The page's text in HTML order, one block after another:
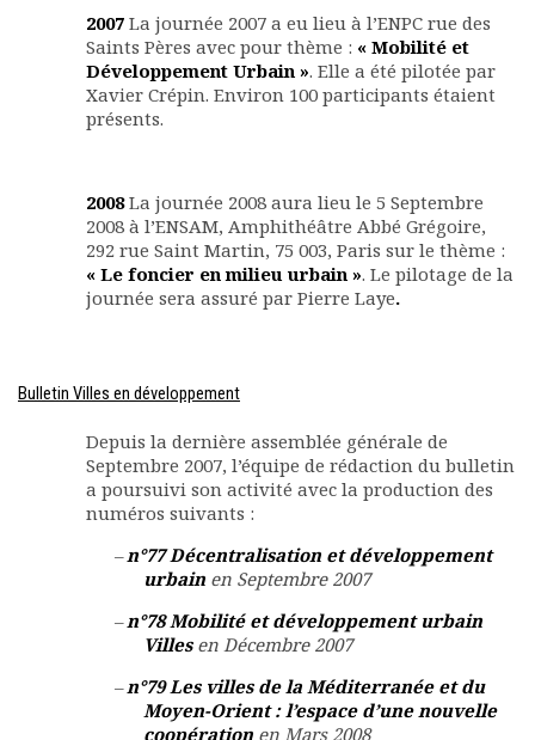
2007La journée 2007 a eu lieu à l’ENPC rue des
Saints Pères avec pour thème : « Mobilité et
Développement Urbain ». Elle a été pilotée par
Xavier Crépin. Environ 100 participants étaient
présents.
2008La journée 2008 aura lieu le 5 Septembre
2008 à l’ENSAM, Amphithéâtre Abbé Grégoire,
292 rue Saint Martin, 75 003, Paris sur le thème :
« Le foncier en milieu urbain ». Le pilotage de la
journée sera assuré par Pierre Laye.
Bulletin Villes en développement
Depuis la dernière assemblée générale de
Septembre 2007, l’équipe de rédaction du bulletin
a poursuivi son activité avec la production des
numéros suivants :
–n°77 Décentralisation et développement
urbain en Septembre 2007
–n°78 Mobilité et développement urbain
Villes en Décembre 2007
–n°79 Les villes de la Méditerranée et du
Moyen-Orient : l’espace d’une nouvelle
coopération en Mars 2008